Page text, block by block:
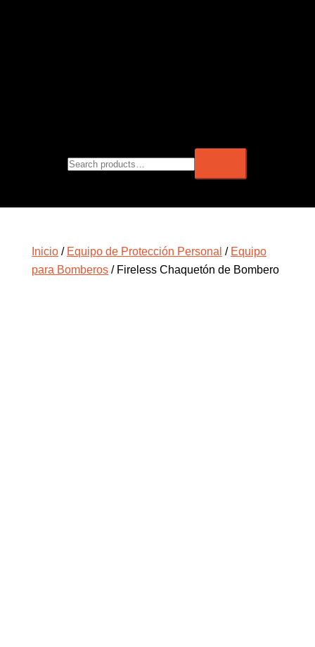
Inicio / Equipo de Protección Personal / Equipo
para Bomberos / Fireless Chaquetón de Bombero